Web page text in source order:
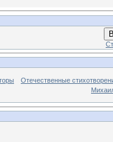
Отечественные